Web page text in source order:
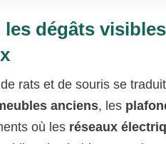
dégâts
rats et de souris se
anciens, les
où les réseaux